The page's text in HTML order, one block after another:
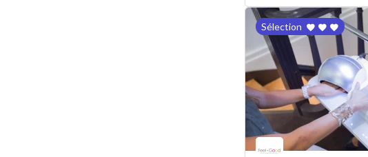
Sélection